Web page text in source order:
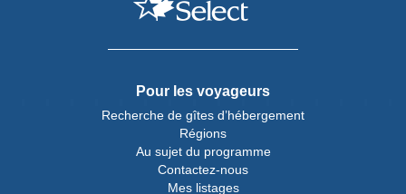
Pour les voyageurs
Recherche de gîtes d’hébergement
Régions
Au sujet du programme
Contactez-nous
Mes listages